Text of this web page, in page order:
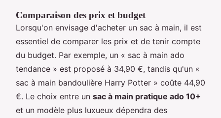
Comparaison des prix et budget
Lorsqu'on envisage d'acheter un sac à main, il est
essentiel de comparer les prix et de tenir compte
du budget. Par exemple, un « sac à main ado
tendance » est proposé à 34,90 €, tandis qu'un «
sac à main bandoulière Harry Potter » coûte 44,90
€. Le choix entre un sac à main pratique ado 10+
et un modèle plus luxueux dépendra des